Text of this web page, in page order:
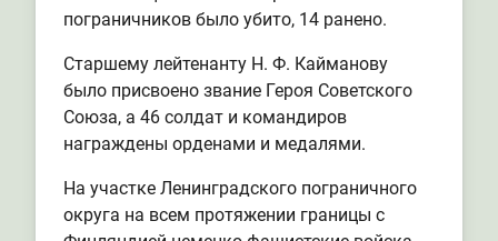
пограничников было убито, 14 ранено.
Старшему лейтенанту Н. Ф. Кайманову
было присвоено звание Героя Советского
Союза, а 46 солдат и командиров
награждены орденами и медалями.
На участке Ленинградского пограничного
округа на всем протяжении границы с